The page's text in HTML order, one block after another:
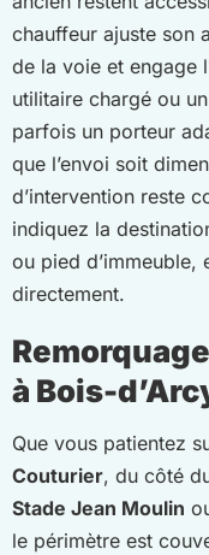
chauffeur ajuste son
de la voie et engage
utilitaire chargé ou
parfois un porteur
que l’envoi soit
d’intervention reste
indiquez la
ou pied d’immeuble,
directement.
à Bois-
Que vous patientez
Couturier, du côté
Stade Jean Moulin
le périmètre est